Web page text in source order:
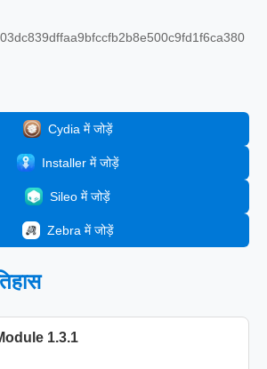
Cydia में जोड़ें
Installer में जोड़ें
Sileo में जोड़ें
Zebra में जोड़ें
1.3.1